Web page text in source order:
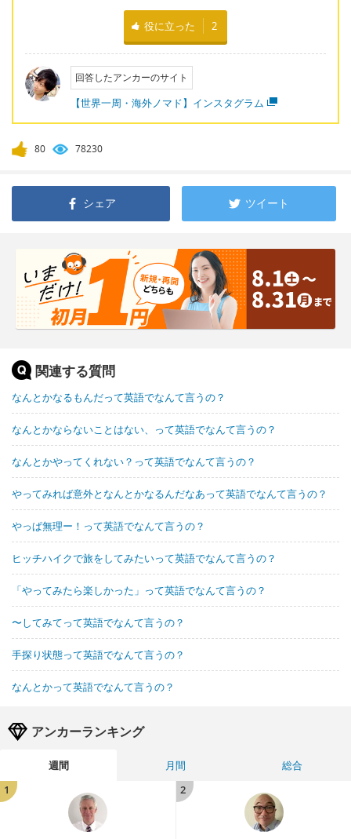
役に立った 2
回答したアンカーのサイト
【世界一周・海外ノマド】インスタグラム
80 78230
シェア ツイート
関連する質問
なんとかなるもんだって英語でなんて言うの？
なんとかならないことはない、って英語でなんて言うの？
なんとかやってくれない？って英語でなんて言うの？
やってみれば意外となんとかなるんだなあって英語でなんて言うの？
やっぱ無理ー！って英語でなんて言うの？
ヒッチハイクで旅をしてみたいって英語でなんて言うの？
「やってみたら楽しかった」って英語でなんて言うの？
〜してみてって英語でなんて言うの？
手探り状態って英語でなんて言うの？
なんとかって英語でなんて言うの？
アンカーランキング
週間 月間
総合
1
2